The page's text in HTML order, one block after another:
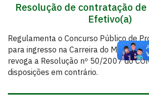
Resolução de contratação
Efetivo(a)
Regulamenta o Concurso Público de
para ingresso na Carreira do
revoga a Resolução nº 50/2007 do
disposições em contrário.